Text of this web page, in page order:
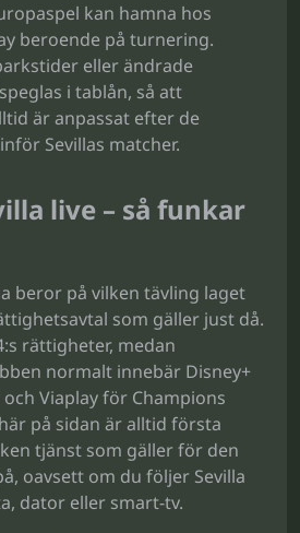
kan hamna hos
beroende på turnering.
eller ändrade
i tablån, så att
är anpassat efter de
Sevillas matcher.
live – så funkar
beror på vilken tävling laget
som gäller just då.
rättigheter, medan
normalt innebär Disney+
Viaplay för Champions
på sidan är alltid första
tjänst som gäller för den
oavsett om du följer Sevilla
dator eller smart-tv.